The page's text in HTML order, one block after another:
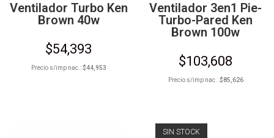
Ventilador Turbo Ken
Brown 40w
$54,393
Precio s/imp nac.:$44,953
Ventilador 3en1 Pie-
Turbo-Pared Ken
Brown 100w
$103,608
Precio s/imp nac.:$85,626
SIN STOCK